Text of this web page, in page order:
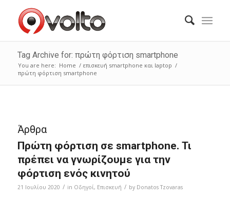
Tag Archive for: πρώτη φόρτιση smartphone
You are here: Home / επισκευή smartphone και laptop /
πρώτη φόρτιση smartphone
Άρθρα
Πρώτη φόρτιση σε smartphone. Τι
πρέπει να γνωρίζουμε για την
φόρτιση ενός κινητού
21 Ιουλίου 2020 / in Οδηγοί, Επισκευή / by Donatos Tzovaras